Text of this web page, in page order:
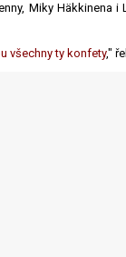
Miky
všechny ty konfety,"